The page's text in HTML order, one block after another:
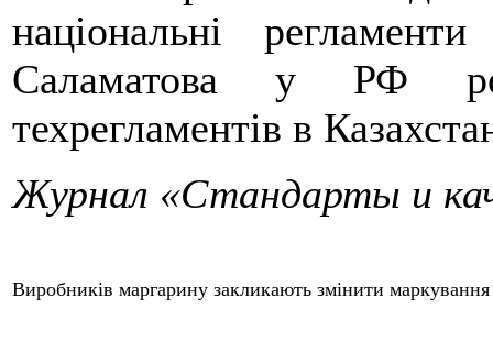
національні
Саламатова у РФ
техрегламентів в
Журнал «Стандарты и
Виробників маргарину закликають змінити маркування